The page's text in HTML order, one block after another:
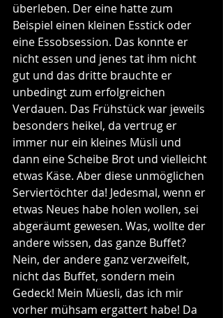
überleben. Der eine hatte zum
Beispiel einen kleinen Esstick oder
eine Essobsession. Das konnte er
nicht essen und jenes tat ihm nicht
gut und das dritte brauchte er
unbedingt zum erfolgreichen
Verdauen. Das Frühstück war jeweils
besonders heikel, da vertrug er
immer nur ein kleines Müsli und
dann eine Scheibe Brot und vielleicht
etwas Käse. Aber diese unmöglichen
Serviertöchter da! Jedesmal, wenn er
etwas Neues habe holen wollen, sei
abgeräumt gewesen. Was, wollte der
andere wissen, das ganze Buffet?
Nein, der andere ganz verzweifelt,
nicht das Buffet, sondern mein
Gedeck! Mein Müesli, das ich mir
vorher mühsam ergattert habe! Da